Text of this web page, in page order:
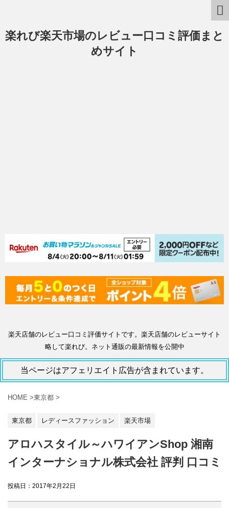
楽れび楽天市場のレビュー口コミ評価まと
めサイト
楽天店舗のレビュー口コミ評価サイトです。楽天店舗のレビューサイト
略して楽れび。ネット通販の最新情報を公開中
当ページはアフェリエイト広告が含まれています。
HOME >東京都 >
東京都 レディースファッション 楽天市場
アロハスタイル～ハワイアンShop 湘南
インターナショナル株式会社 評判 口コミ
投稿日： 2017年2月22日